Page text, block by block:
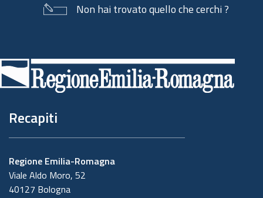
Non hai trovato quello che cerchi ?
di
pagina
Recapiti
Regione Emilia-Romagna
Viale Aldo Moro, 52
40127 Bologna